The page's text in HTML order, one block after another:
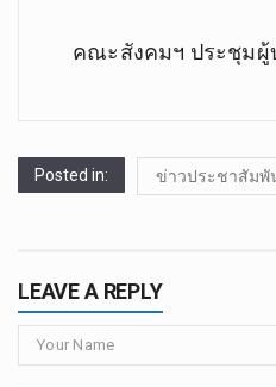
คณะสังคม​ฯ​ ประชุม
Posted in: ข่าวประชาสัมพั
LEAVE A REPLY